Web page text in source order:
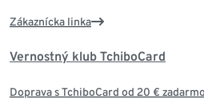
Zákaznícka linka
Vernostný klub TchiboCard
Doprava s TchiboCard od 20 € zadarmo